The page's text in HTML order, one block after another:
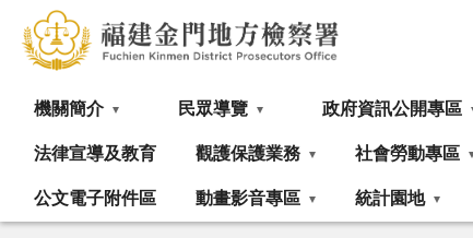
機關簡介 民眾導覽 政府資訊公開專區
法律宣導及教育 觀護保護業務 社會勞動專區
公文電子附件區 動畫影音專區 統計園地